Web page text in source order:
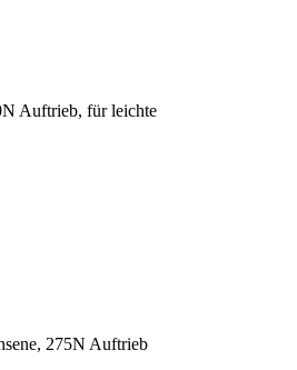
Auftrieb, für leichte
275N Auftrieb